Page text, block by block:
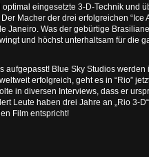
eingesetzte 3-D-Technik und
Macher der drei erfolgreichen “Ice
Janeiro. Was der gebürtige
und höchst unterhaltsam für die
aufgepasst! Blue Sky Studios
erfolgreich, geht es in “Rio”
in diversen Interviews, dass er
Leute haben drei Jahre an „Rio 3-
Film entspricht!